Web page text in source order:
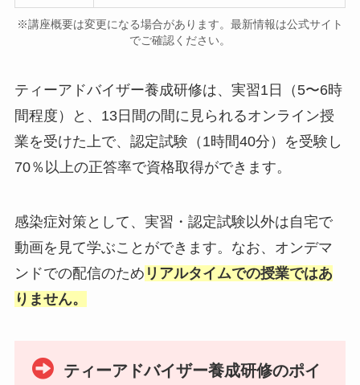
※講座概要は変更になる場合があります。最新情報は公式サイト
でご確認ください。
ティーアドバイザー養成研修は、実習1日（5〜6時
間程度）と、13日間の間に見られるオンライン授
業を受けた上で、認定試験（1時間40分）を受験し
70％以上の正答率で資格取得ができます。
感染症対策として、実習・認定試験以外は自宅で
動画を見て学ぶことができます。なお、オンデマ
ンドでの配信のため リアルタイムでの授業ではあ
りません。
ティーアドバイザー養成研修のポイ